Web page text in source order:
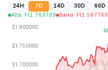
24H 7D 14D 30D 60D
Alta: Ft1.763769 Baixa: Ft1.587766